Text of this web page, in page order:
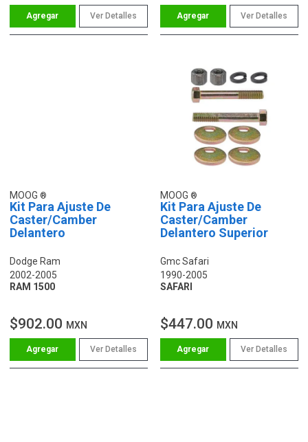
Ver Detalles Ver Detalles
MOOG
Kit Para Ajuste De
Caster/Camber
Delantero
Dodge Ram
2002-2005
RAM 1500
$902.00 MXN
Ver Detalles
MOOG
Kit Para Ajuste De
Caster/Camber
Delantero Superior
Gmc Safari
1990-2005
SAFARI
$447.00 MXN
Ver Detalles